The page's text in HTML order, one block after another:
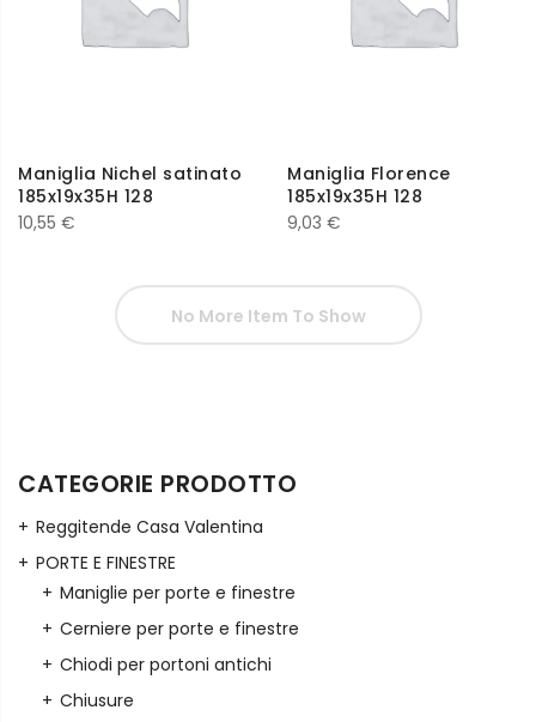
Maniglia Nichel satinato
185x19x35H 128
10,55 €
Maniglia Florence
185x19x35H 128
9,03 €
No More Item To Show
CATEGORIE PRODOTTO
Reggitende Casa Valentina
PORTE E FINESTRE
Maniglie per porte e finestre
Cerniere per porte e finestre
Chiodi per portoni antichi
Chiusure